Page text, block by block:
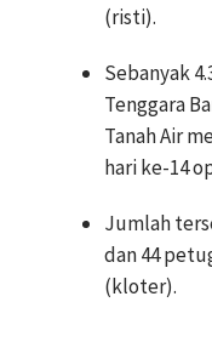
(risti).
Sebanyak
Tenggara
Tanah Air
hari ke-14
Jumlah
dan 44
(kloter).